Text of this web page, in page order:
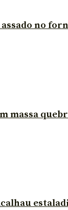
no
massa